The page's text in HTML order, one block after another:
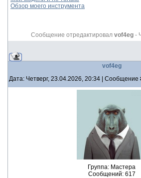
Обзор моего инструмента
Сообщение отредактировал vof4eg -
vof4eg
Дата: Четверг, 23.04.2026, 20:34 | Сообщение
Группа: Мастера
Сообщений: 617